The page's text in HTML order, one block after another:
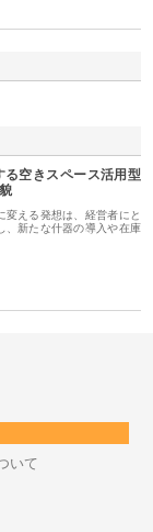
空きスペース活用型
変える発想は、経営者にと
、新たな什器の導入や在庫
いて